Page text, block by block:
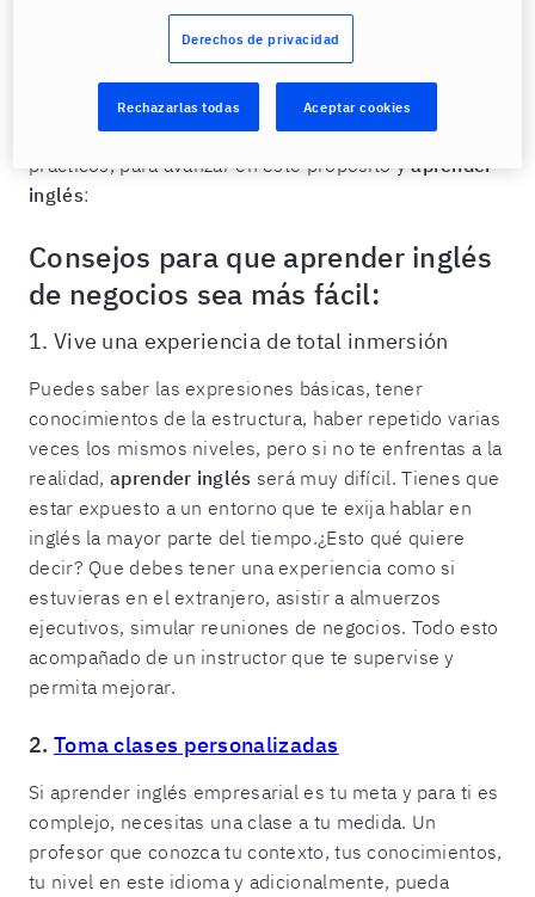
practicar permanentemente.
empezar, y, si así lo deseas, este puede ser el tuyo. A
continuación, te presentamos algunos consejos
prácticos, para avanzar en este propósito yaprender
inglés:
Consejos para que aprender inglés
de negocios sea más fácil:
1. Vive una experiencia de total inmersión
Puedes saber las expresiones básicas, tener
conocimientos de la estructura, haber repetido varias
veces los mismos niveles, pero si no te enfrentas a la
realidad, aprender inglés será muy difícil. Tienes que
estar expuesto a un entorno que te exija hablar en
inglés la mayor parte del tiempo.¿Esto qué quiere
decir? Que debes tener una experiencia como si
estuvieras en el extranjero, asistir a almuerzos
ejecutivos, simular reuniones de negocios. Todo esto
acompañado de un instructor que te supervise y
permita mejorar.
2. Toma clases personalizadas
Si aprender inglés empresarial es tu meta y para ti es
complejo, necesitas una clase a tu medida. Un
profesor que conozca tu contexto, tus conocimientos,
tu nivel en este idioma y adicionalmente, pueda
Derechos de privacidad
Rechazarlas todas Aceptar cookies